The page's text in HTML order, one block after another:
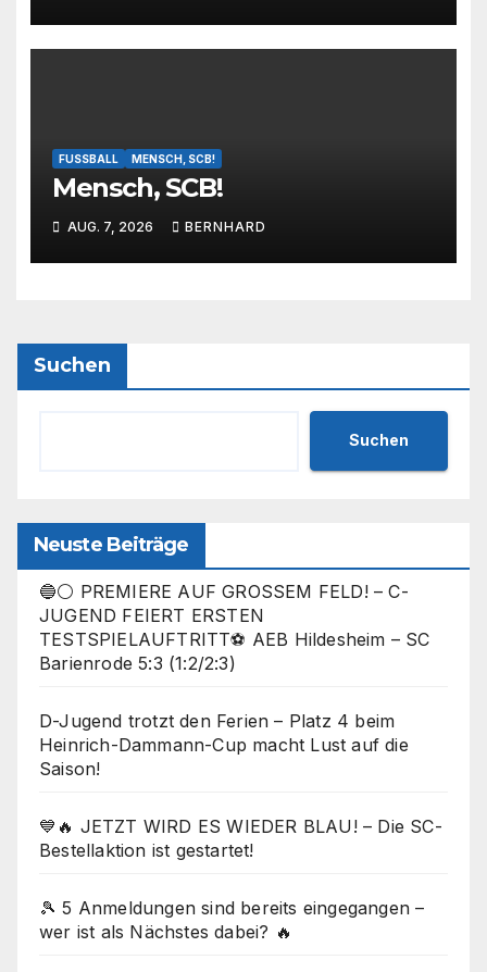
FUSSBALL MENSCH, SCB!
Mensch, SCB!
AUG. 7, 2026 BERNHARD
Suchen
Suchen
Neuste Beiträge
🔵⚪ PREMIERE AUF GROSSEM FELD! – C-
JUGEND FEIERT ERSTEN
TESTSPIELAUFTRITT⚽ AEB Hildesheim – SC
Barienrode 5:3 (1:2/2:3)
D-Jugend trotzt den Ferien – Platz 4 beim
Heinrich-Dammann-Cup macht Lust auf die
Saison!
💙🔥 JETZT WIRD ES WIEDER BLAU! – Die SC-
Bestellaktion ist gestartet!
🎾 5 Anmeldungen sind bereits eingegangen –
wer ist als Nächstes dabei? 🔥